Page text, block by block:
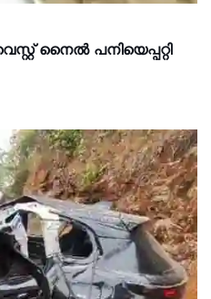
നൈല്‍ പനിയെപ്പറ്റി